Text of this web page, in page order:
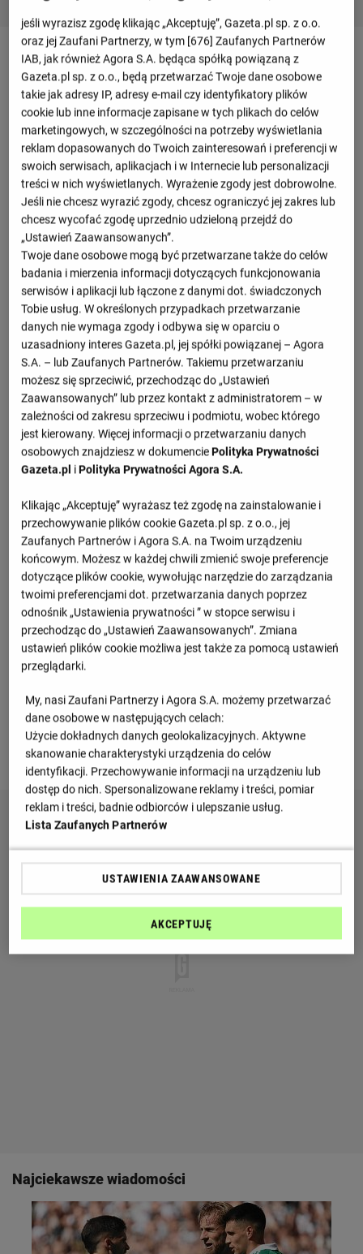
Ostatnie mecze
Kosowo 3 : 0
1 : 0
Andora
Czechy 2 : 1
2 : 0
Kosowo
Kosowo 0 : 1
0 : 0
Turcja
Słowacja
Kosowo 1 : 1
0 : 0
Szwajcaria
Zobacz więcej
Przepraszamy, brak danych.
El. MŚ UEFA - El. MŚ, Europa, grupa B
M
1 Szwajcaria 6 14
Kosowo
3 Słowenia
Szwecja 6 2
Zobacz więcej
Najciekawsze wiadomości
jeśli wyrazisz zgodę klikając „Akceptuję”, Gazeta.pl sp. z o.o.
oraz jej Zaufani Partnerzy, w tym [676] Zaufanych Partnerów
IAB, jak również Agora S.A. będąca spółką powiązaną z
Gazeta.pl sp. z o.o., będą przetwarzać Twoje dane osobowe
takie jak adresy IP, adresy e-mail czy identyfikatory plików
cookie lub inne informacje zapisane w tych plikach do celów
marketingowych, w szczególności na potrzeby wyświetlania
reklam dopasowanych do Twoich zainteresowań i preferencji w
swoich serwisach, aplikacjach i w Internecie lub personalizacji
treści w nich wyświetlanych. Wyrażenie zgody jest dobrowolne.
Jeśli nie chcesz wyrazić zgody, chcesz ograniczyć jej zakres lub
chcesz wycofać zgodę uprzednio udzieloną przejdź do
„Ustawień Zaawansowanych”.
Twoje dane osobowe mogą być przetwarzane także do celów
badania i mierzenia informacji dotyczących funkcjonowania
serwisów i aplikacji lub łączone z danymi dot. świadczonych
Tobie usług. W określonych przypadkach przetwarzanie
danych nie wymaga zgody i odbywa się w oparciu o
uzasadniony interes Gazeta.pl, jej spółki powiązanej – Agora
S.A. – lub Zaufanych Partnerów. Takiemu przetwarzaniu
możesz się sprzeciwić, przechodząc do „Ustawień
Zaawansowanych” lub przez kontakt z administratorem – w
zależności od zakresu sprzeciwu i podmiotu, wobec którego
jest kierowany. Więcej informacji o przetwarzaniu danych
osobowych znajdziesz w dokumenciePolityka Prywatności
Gazeta.pl iPolityka Prywatności Agora S.A.
Klikając „Akceptuję” wyrażasz też zgodę na zainstalowanie i
przechowywanie plików cookie Gazeta.pl sp. z o.o., jej
Zaufanych Partnerów i Agora S.A. na Twoim urządzeniu
końcowym. Możesz w każdej chwili zmienić swoje preferencje
dotyczące plików cookie, wywołując narzędzie do zarządzania
twoimi preferencjami dot. przetwarzania danych poprzez
odnośnik „Ustawienia prywatności ” w stopce serwisu i
przechodząc do „Ustawień Zaawansowanych”. Zmiana
ustawień plików cookie możliwa jest także za pomocą ustawień
przeglądarki.
My, nasi Zaufani Partnerzy i Agora S.A. możemy przetwarzać
dane osobowe w następujących celach:
Użycie dokładnych danych geolokalizacyjnych. Aktywne
skanowanie charakterystyki urządzenia do celów
identyfikacji. Przechowywanie informacji na urządzeniu lub
dostęp do nich. Spersonalizowane reklamy i treści, pomiar
reklam i treści, badnie odbiorców i ulepszanie usług.
Lista Zaufanych Partnerów
USTAWIENIA ZAAWANSOWANE
AKCEPTUJĘ